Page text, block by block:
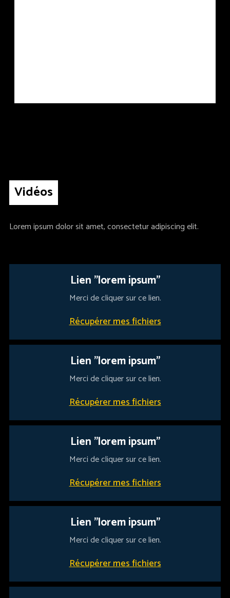
Vidéos
Lorem ipsum dolor sit amet, consectetur adipiscing elit.
Lien "lorem ipsum"
Merci de cliquer sur ce lien.
Récupérer mes fichiers
Lien "lorem ipsum"
Merci de cliquer sur ce lien.
Récupérer mes fichiers
Lien "lorem ipsum"
Merci de cliquer sur ce lien.
Récupérer mes fichiers
Lien "lorem ipsum"
Merci de cliquer sur ce lien.
Récupérer mes fichiers